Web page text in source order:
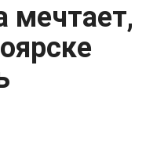
мечтает,